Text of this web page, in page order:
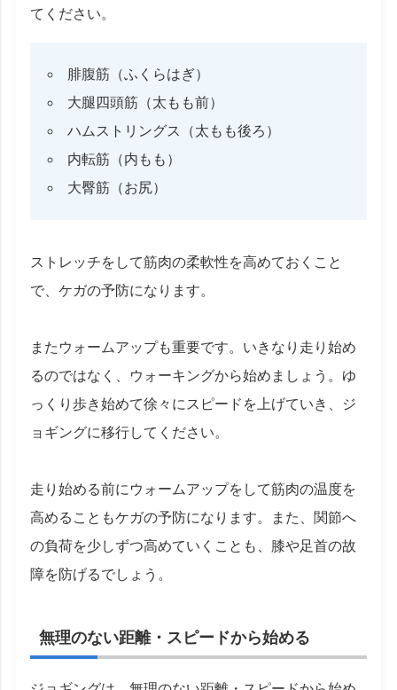
てください。
腓腹筋（ふくらはぎ）
大腿四頭筋（太もも前）
ハムストリングス（太もも後ろ）
内転筋（内もも）
大臀筋（お尻）
ストレッチをして筋肉の柔軟性を高めておくこと
で、ケガの予防になります。
またウォームアップも重要です。いきなり走り始め
るのではなく、ウォーキングから始めましょう。ゆ
っくり歩き始めて徐々にスピードを上げていき、ジ
ョギングに移行してください。
走り始める前にウォームアップをして筋肉の温度を
高めることもケガの予防になります。また、関節へ
の負荷を少しずつ高めていくことも、膝や足首の故
障を防げるでしょう。
無理のない距離・スピードから始める